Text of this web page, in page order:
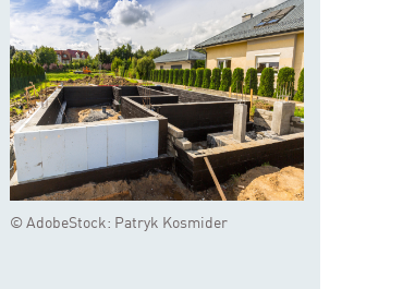
© AdobeStock: Patryk Kosmider